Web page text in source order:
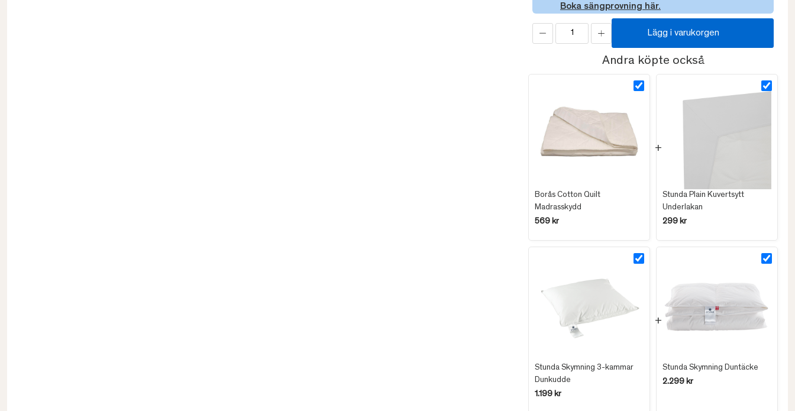
Boka sängprovning här.
Lägg i varukorgen
Andra köpte också
Borås Cotton Quilt
Madrasskydd
569 kr
Stunda Plain Kuvertsytt
Underlakan
299 kr
Stunda Skymning 3-kammar
Dunkudde
1.199 kr
Stunda Skymning Duntäcke
2.299 kr